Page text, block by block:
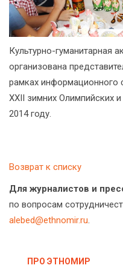
Культурно-гуманитарная
организована
рамках
XXII зимних Олимпийских
2014 году.
Возврат к списку
Для журналистов и
по вопросам
alebed@ethnomir.ru.
ПРО ЭТНОМИР